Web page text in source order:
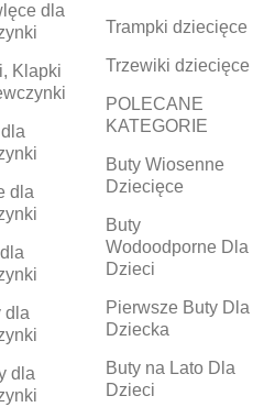
dla
Klapki
dla
dla
dla
Trampki dziecięce
Trzewiki dziecięce
POLECANE
KATEGORIE
Buty Wiosenne
Dziecięce
Buty
Wodoodporne Dla
Dzieci
Pierwsze Buty Dla
Dziecka
Buty na Lato Dla
Dzieci